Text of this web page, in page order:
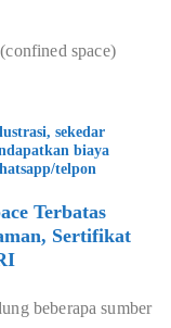
space)
sekedar
biaya
telpon
Terbatas
Sertifikat
beberapa sumber